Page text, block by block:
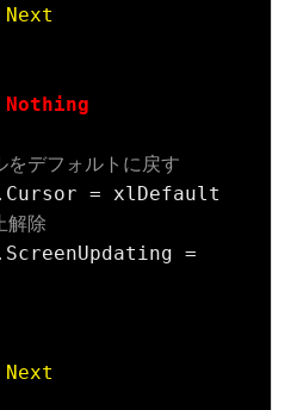
Next
Nothing
デフォルトに戻す
解除
Next